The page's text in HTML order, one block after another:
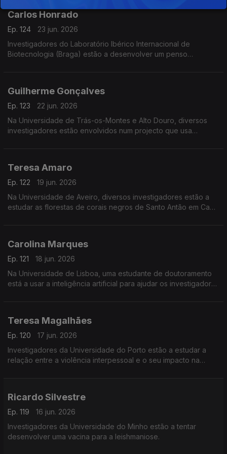
Carlos Honrado
Ep. 124
23 jun. 2026
Investigadores do Laboratório Ibérico Internacional de
Biotecnologia (Braga) estão a desenvolver um penso
Guilherme Gonçalves
Ep. 123
22 jun. 2026
Na Universidade de Trás-os-Montes e Alto Douro, diversos
investigadores estão envolvidos num projecto que usa
Teresa Amaro
Ep. 122
19 jun. 2026
Na Universidade de Aveiro, diversos investigadores estão a
estudar as florestas de corais negros de Santo Antão em Cabo
Carolina Marques
Ep. 121
18 jun. 2026
Na Universidade de Lisboa, uma estudante de doutoramento
está a usar a inteligência artificial para ajudar os investigadores
Teresa Magalhães
Ep. 120
17 jun. 2026
Investigadores da Universidade do Porto estão a estudar a
relação entre a violência interpessoal e o seu impacto na
Ricardo Silvestre
Ep. 119
16 jun. 2026
Investigadores da Universidade do Minho estão a tentar
desenvolver uma vacina para a leishmaniose.